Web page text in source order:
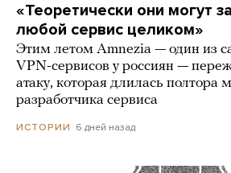
«Теоретически они могут
любой сервис целиком»
Этим летом Amnezia — один из
VPN-сервисов у россиян —
атаку, которая длилась полтора
разработчика сервиса
ИСТОРИИ 6 дней назад